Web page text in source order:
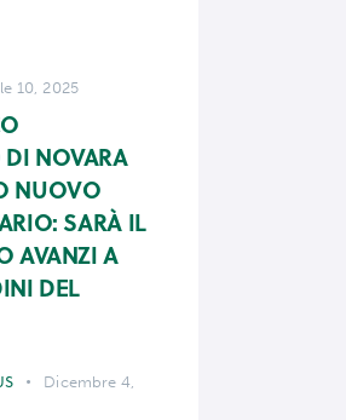
10, 2025
NOVARA
NUOVO
SARÀ IL
AVANZI A
DEL
Dicembre 4,